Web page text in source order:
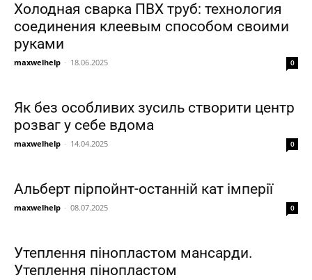
Холодная сварка ПВХ труб: технология
соединения клеевым способом своими
руками
maxwelhelp - 18.06.2025 0
Як без особливих зусиль створити центр
розваг у себе вдома
maxwelhelp - 14.04.2025 0
Альберт пірпойнт-останній кат імперії
maxwelhelp - 08.07.2025 0
Утеплення пінопластом мансарди.
Утеплення пінопластом